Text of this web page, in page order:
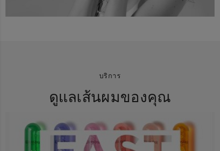
บริการ
ดูแลเส้นผมของคุณ